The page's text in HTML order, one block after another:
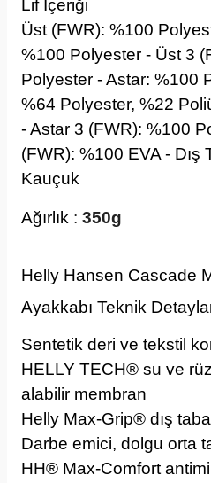
Lif İçeriği
Üst (FWR): %100
%100 Polyester - Üst 3
Polyester - Astar: %100
%64 Polyester, %22
- Astar 3 (FWR): %100
(FWR): %100 EVA - Dış
Kauçuk
Ağırlık : 350g
Helly Hansen Cascade
Ayakkabı Teknik
Sentetik deri ve tekstil
HELLY TECH® su ve
alabilir membran
Helly Max-Grip® dış
Darbe emici, dolgu orta
HH® Max-Comfort